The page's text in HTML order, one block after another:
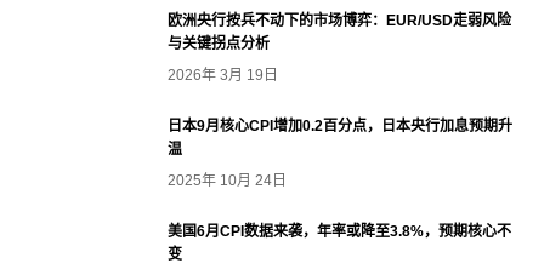
欧洲央行按兵不动下的市场博弈：EUR/USD走弱风险
与关键拐点分析
2026年 3月 19日
日本9月核心CPI增加0.2百分点，日本央行加息预期升
温
2025年 10月 24日
美国6月CPI数据来袭，年率或降至3.8%，预期核心不
变